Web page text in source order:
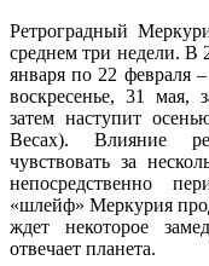
Ретроградный
среднем три недели. В
января по 22 февраля
воскресенье, 31 мая,
затем наступит
Весах). Влияние
чувствовать за
непосредственно
«шлейф» Меркурия
ждет некоторое
отвечает планета.